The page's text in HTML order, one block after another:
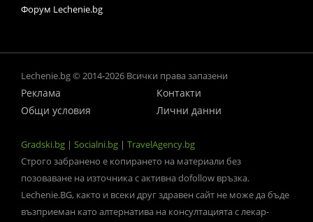
Форум Lechenie.bg
Lechenie.bg © 2014-2026 Всички права запазени
Реклама
Контакти
Общи условия
Лични данни
Gradski.bg | Socialni.bg | TravelAgency.bg
Строго забранено е копирането на материали без
позоваване на източника с активна dofollow връзка.
Lechenie.BG, както и всеки друг здравен сайт не може да бъде
възприеман като алтернатива на консултацията с лекар-